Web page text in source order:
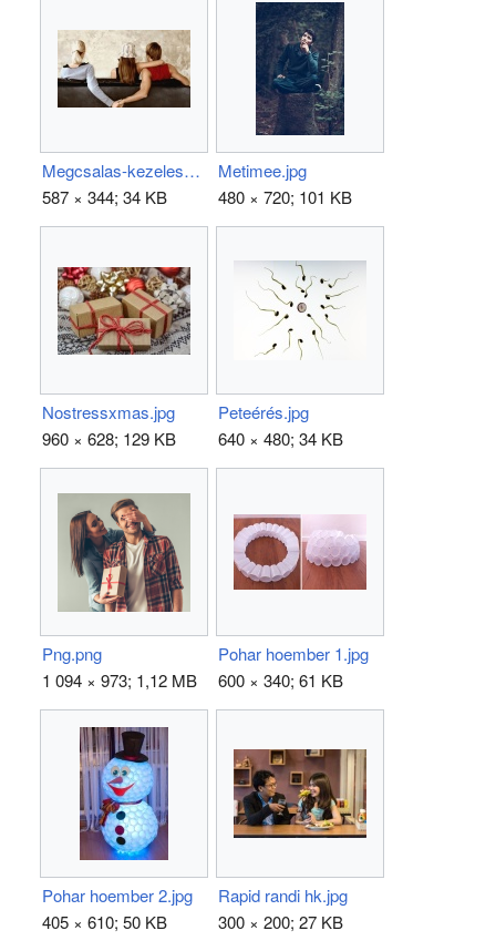
Megcsalas-kezelese.jpg
587 × 344; 34 KB
Metimee.jpg
480 × 720; 101 KB
Nostressxmas.jpg
960 × 628; 129 KB
Peteérés.jpg
640 × 480; 34 KB
Png.png
1 094 × 973; 1,12 MB
Pohar hoember 1.jpg
600 × 340; 61 KB
Pohar hoember 2.jpg
405 × 610; 50 KB
Rapid randi hk.jpg
300 × 200; 27 KB